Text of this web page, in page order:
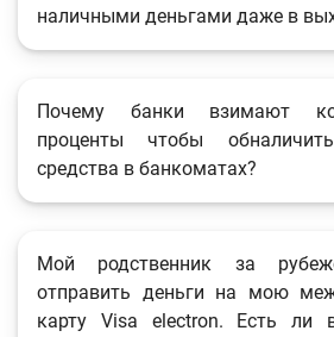
наличными деньгами даже в
Почему банки взимают
проценты чтобы
средства в банкоматах?
Мой родственник за
отправить деньги на мою
карту Visa electron. Есть ли